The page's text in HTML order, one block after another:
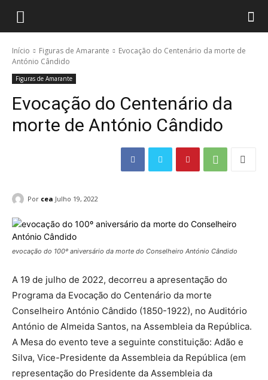
Início Figuras de Amarante
Evocação do Centenário da morte de
António Cândido
Figuras de Amarante
Evocação do Centenário da
morte de António Cândido
Por cea Julho 19, 2022
evocação do 100º aniversário da morte do Conselheiro António Cândido
A 19 de julho de 2022, decorreu a apresentação do
Programa da Evocação do Centenário da morte
Conselheiro António Cândido (1850-1922), no Auditório
António de Almeida Santos, na Assembleia da República.
A Mesa do evento teve a seguinte constituição: Adão e
Silva, Vice-Presidente da Assembleia da República (em
representação do Presidente da Assembleia da